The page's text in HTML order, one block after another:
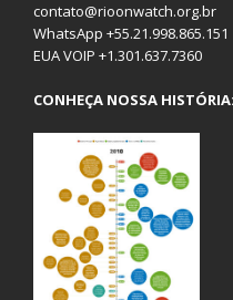
contato@rioonwatch.org.br
WhatsApp +55.21.998.865.151
EUA VOIP +1.301.637.7360
CONHEÇA NOSSA HISTÓRIA: